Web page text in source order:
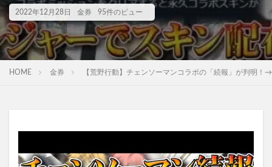
2022年12月28日 金券 95件のビュー
HOME 金券 【荒野行動】チェンソーマンコラボの「続報」が判明